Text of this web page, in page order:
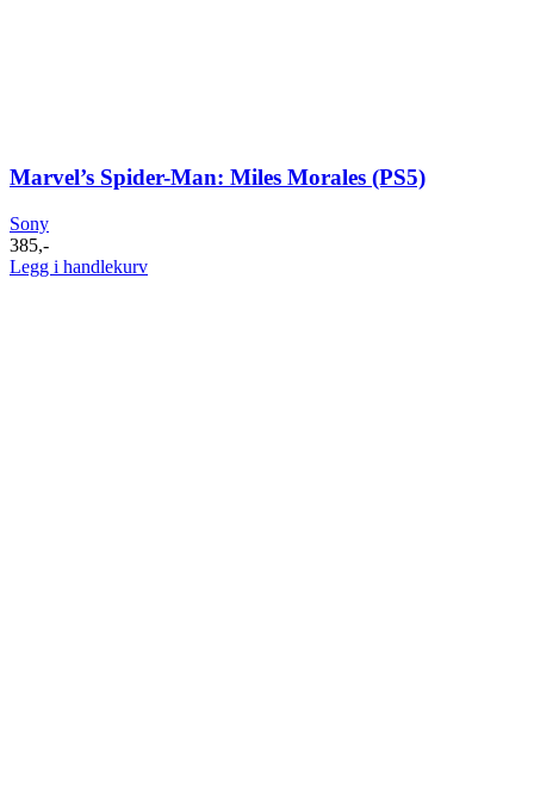
Marvel’s Spider-Man: Miles Morales (PS5)
Sony
385,-
Legg i handlekurv